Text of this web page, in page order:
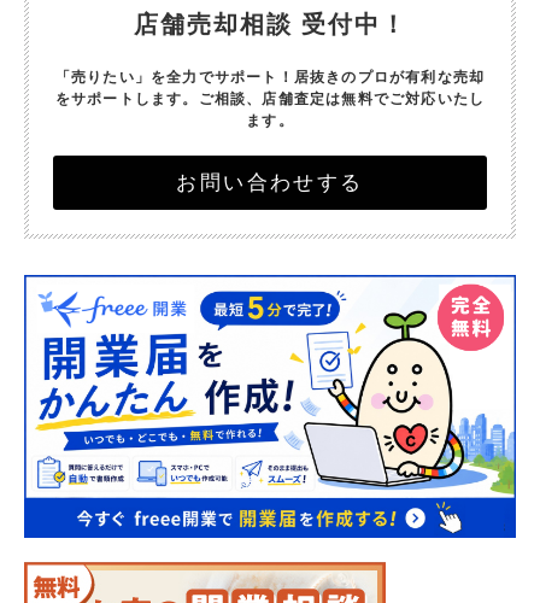
店舗売却相談 受付中！
「売りたい」を全力でサポート！ 居抜きのプロが有利な売却
をサポートします。 ご相談、店舗査定は無料でご対応いたし
ます。
お問い合わせする